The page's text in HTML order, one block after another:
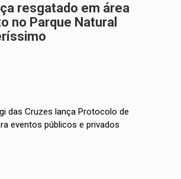
resgatado em área
no Parque Natural